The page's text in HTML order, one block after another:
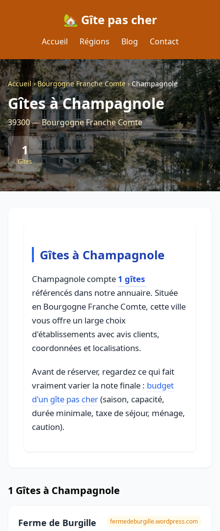
🏡 Gîte pas cher
Accueil Régions Blog Contact
Accueil›Bourgogne Franche Comte›Champagnole
Gîtes à Champagnole
39300 — Bourgogne Franche Comte
1
Gîtes
Gîtes à Champagnole
Champagnole compte 1 gîtes
référencés dans notre annuaire. Située
en Bourgogne Franche Comte, cette ville
vous offre un large choix
d'établissements avec avis clients,
coordonnées et localisations.
Avant de réserver, regardez ce qui fait
vraiment varier la note finale : budget
d'un gîte pas cher(saison, capacité,
durée minimale, taxe de séjour, ménage,
caution).
1 Gîtes à Champagnole
Ferme de Burgille fermedeburgille.wordpress.com